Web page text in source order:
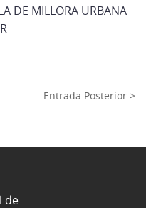
DE MILLORA URBANA
Entrada Posterior >
de